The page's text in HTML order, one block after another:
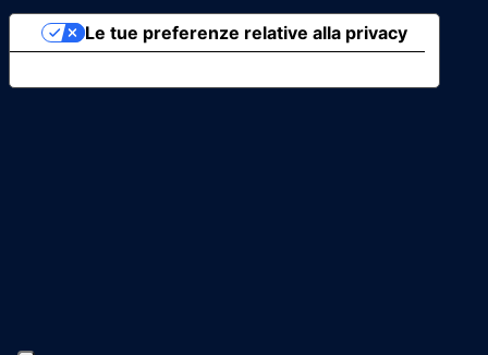
Le tue preferenze relative alla privacy